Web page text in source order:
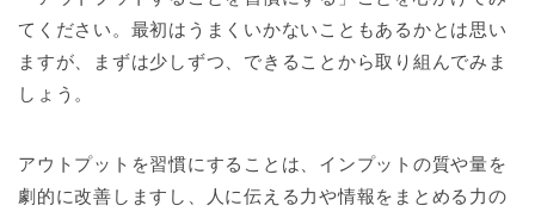
てください。最初はうまくいかないこともあるかとは思い
ますが、まずは少しずつ、できることから取り組んでみま
しょう。
アウトプットを習慣にすることは、インプットの質や量を
劇的に改善しますし、人に伝える力や情報をまとめる力の